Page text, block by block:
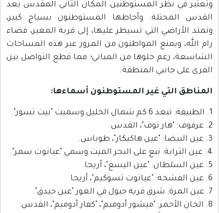
وتعتبر في نظر المستوطنين المكان الثاني المقدس بعد
القدس المحتلة. وأحاطها المستوطنون بسياج كبير،
وتمتد الأراضي التي تسيطر عليها، إلى قرية المغير، قضاء
رام الله، ويمنع المواطنون من المرور عبر هذه المساحات
الشاسعة، رغم خلوها من المباني؛ مما قطع التواصل بين
القرى على جانبي المنطقة.
المناطق التي غير المستوطنون أسماءها:
1. الطبيقة: تبعد 6 كم شمال الخليل وسميت "بيت تسور".
2. عرفوف: "هار توف"، القدس.
3. عين البيضا: "عين هاكيكار"، طوباس.
4. عين الترابة: نبع على البحر الميت وسمي "عيانوت سمر".
5. عين السلطان: "عين اليسع"، أريحا.
6. عين الفشخة: "عيانوت تسوكيم"، أريحا.
7. عين المرة: شرق قرية جبول في الغور "عين حيدق".
8. الخان الأحمر: "ميشور أدوميم"، "كفار أدوميم"، القدس.